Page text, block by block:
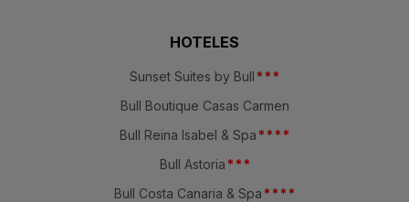
HOTELES
Sunset Suites by Bull * * *
Bull Boutique Casas Carmen
Bull Reina Isabel & Spa * * * *
Bull Astoria * * *
Bull Costa Canaria & Spa * * * *